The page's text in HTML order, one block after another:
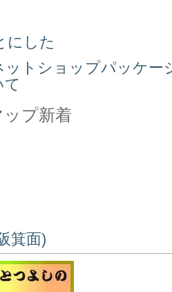
にした
トショップパッケー
て
プ新着
箕面)